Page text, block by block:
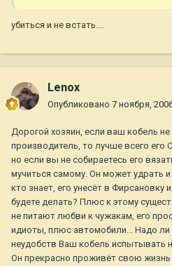
убиться и не встать....
Lenox
Опубликовано 7 ноября,
Дорогой хозяин, если ваш кобель
производитель, то лучше всего его
но если вы не собираетесь его
мучиться самому. Он может удрать
кто знает, его унесёт в
будете делать? Плюс к этому
не питают любви к чужакам, его
идиоты, плюс автомобили... Надо
неудобств Ваш кобель испытывать
Он прекрасно проживёт свою